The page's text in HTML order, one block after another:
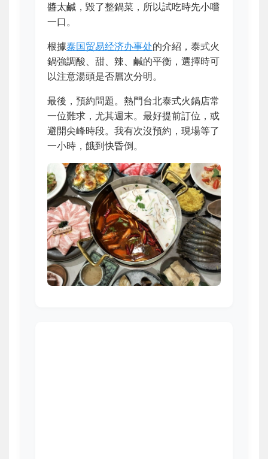
醬太鹹，毀了整鍋菜，所以試吃時先小嚐
一口。
根據泰国贸易经济办事处的介紹，泰式火
鍋強調酸、甜、辣、鹹的平衡，選擇時可
以注意湯頭是否層次分明。
最後，預約問題。熱門台北泰式火鍋店常
一位難求，尤其週末。最好提前訂位，或
避開尖峰時段。我有次沒預約，現場等了
一小時，餓到快昏倒。